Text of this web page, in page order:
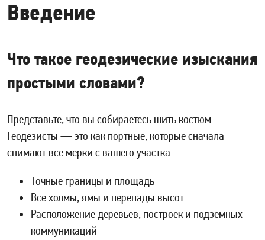
Введение
Что такое геодезические изыскания
простыми словами?
Представьте, что вы собираетесь шить костюм.
Геодезисты — это как портные, которые сначала
снимают все мерки с вашего участка:
Точные границы и площадь
Все холмы, ямы и перепады высот
Расположение деревьев, построек и подземных
коммуникаций